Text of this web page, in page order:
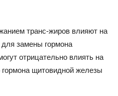
транс-жиров влияют на
замены гормона
отрицательно влиять на
гормона щитовидной железы